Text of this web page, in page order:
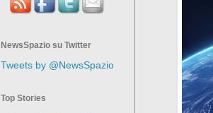
NewsSpazio su Twitter
Tweets by @NewsSpazio
Top Stories